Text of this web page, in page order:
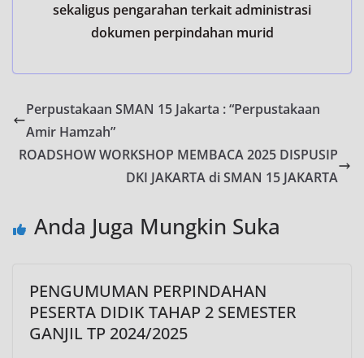
sekaligus pengarahan terkait administrasi
dokumen perpindahan murid
Perpustakaan SMAN 15 Jakarta : “Perpustakaan
Amir Hamzah”
ROADSHOW WORKSHOP MEMBACA 2025 DISPUSIP
DKI JAKARTA di SMAN 15 JAKARTA
Anda Juga Mungkin Suka
PENGUMUMAN PERPINDAHAN
PESERTA DIDIK TAHAP 2 SEMESTER
GANJIL TP 2024/2025